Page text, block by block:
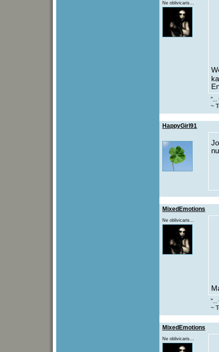
Ne oblivicaris...
"...
~
HappyGirl91
MixedEmotions
Ne oblivicaris...
"...
~
MixedEmotions
Ne oblivicaris...